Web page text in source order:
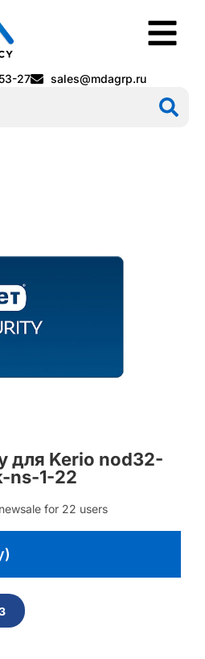
27 sales@mdagrp.ru
для Kerio nod32-
ns-1-22
for 22 users